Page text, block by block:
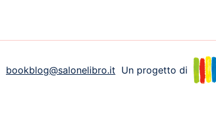
bookblog@salonelibro.it Un progetto di